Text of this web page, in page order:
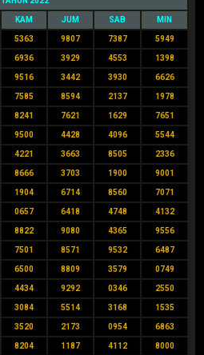
KAM JUM SAB MIN
5363 9807 7387 5949
6936 3929 4553 1398
9516 3442 3930 6626
7585 8594 2137 1978
8241 7621 1629 7651
9500 4428 4096 5544
4221 3663 8505 2336
8666 3703 1900 9001
1904 6714 8560 7071
0657 6418 4748 4132
8822 9080 4365 9556
7501 8571 9532 6487
6500 8809 3579 0749
4434 9292 0346 2550
3084 5514 3168 1535
3520 2173 0954 6863
8204 1187 4112 8000